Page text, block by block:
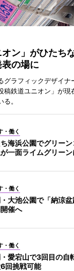
オン」がひたち
表の場に
グラフィックデザイナ
稿鉄道ユニオン」が
。
・働く
海浜公園でグリー
一面ライムグリーン
・働く
大池公園で「納涼
催へ
・働く
愛宕山で3回目の
回挑戦可能